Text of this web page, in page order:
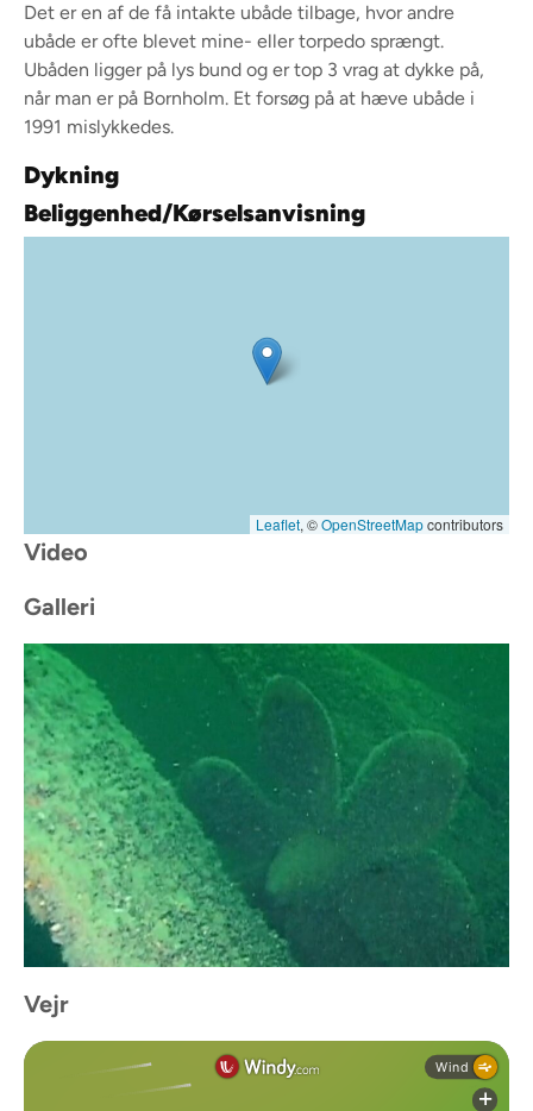
Det er en af de få intakte ubåde tilbage, hvor andre
ubåde er ofte blevet mine- eller torpedo sprængt.
Ubåden ligger på lys bund og er top 3 vrag at dykke på,
når man er på Bornholm. Et forsøg på at hæve ubåde i
1991 mislykkedes.
Dykning
Beliggenhed/Kørselsanvisning
Leaflet, ©OpenStreetMapcontributors
Video
Galleri
Vejr